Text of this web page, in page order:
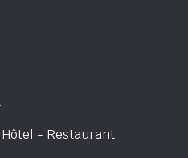
Hôtel - Restaurant